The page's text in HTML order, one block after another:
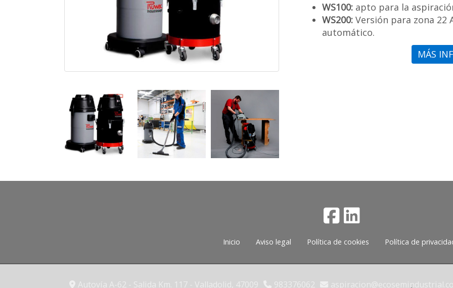
WS100: apto para la
WS200: Versión para zona 22
automático.
MÁS
Inicio Aviso legal Política de cookies Política de
Autovía A-62 - Salida Km. 117 - Valladolid, 47009 983376062 aspiracion